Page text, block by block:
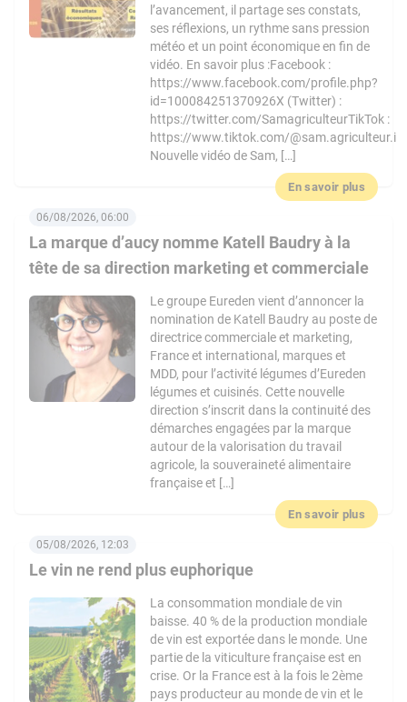
l’avancement, il partage ses constats,
ses réflexions, un rythme sans pression
météo et un point économique en fin de
vidéo. En savoir plus :Facebook :
https://www.facebook.com/profile.php?
id=100084251370926X (Twitter) :
https://twitter.com/SamagriculteurTikTok :
https://www.tiktok.com/@sam.agriculteur.i
Nouvelle vidéo de Sam, […]
En savoir plus
La marque d’aucy nomme Katell Baudry à la
tête de sa direction marketing et commerciale
06/08/2026, 06:00
Le groupe Eureden vient d’annoncer la
nomination de Katell Baudry au poste de
directrice commerciale et marketing,
France et international, marques et
MDD, pour l’activité légumes d’Eureden
légumes et cuisinés. Cette nouvelle
direction s’inscrit dans la continuité des
démarches engagées par la marque
autour de la valorisation du travail
agricole, la souveraineté alimentaire
française et […]
En savoir plus
Le vin ne rend plus euphorique
05/08/2026, 12:03
La consommation mondiale de vin
baisse. 40 % de la production mondiale
de vin est exportée dans le monde. Une
partie de la viticulture française est en
crise. Or la France est à la fois le 2ème
pays producteur au monde de vin et le